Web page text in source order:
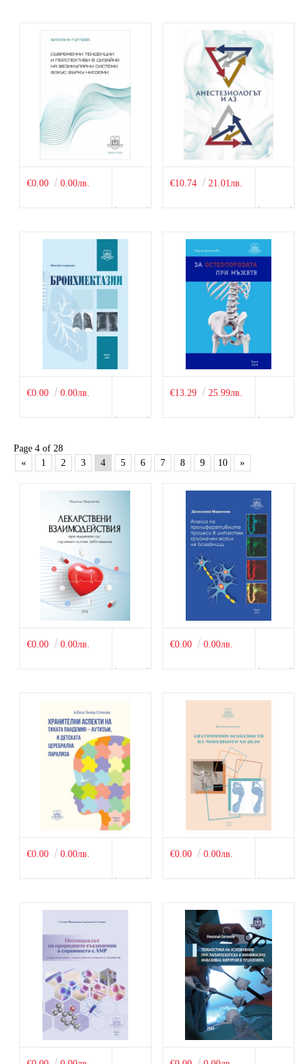
€0.00 0.00лв. €10.74 21.01лв.
€0.00 0.00лв. €13.29 25.99лв.
Page 4 of 28
«
1 2 3 4 5 6 7 8 9 10 »
€0.00 0.00лв. €0.00 0.00лв.
€0.00 0.00лв. €0.00 0.00лв.